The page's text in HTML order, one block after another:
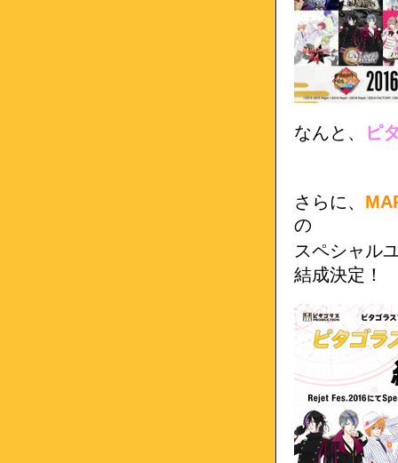
なんと、 ピ
さらに、
の
スペシャル
結成決定！